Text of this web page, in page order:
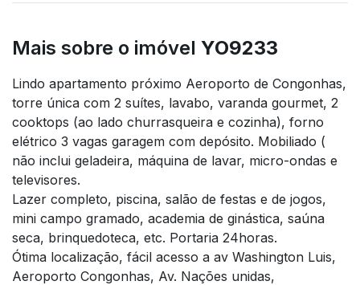
Mais sobre o imóvel YO9233
Lindo apartamento próximo Aeroporto de Congonhas,
torre única com 2 suítes, lavabo, varanda gourmet, 2
cooktops (ao lado churrasqueira e cozinha), forno
elétrico 3 vagas garagem com depósito. Mobiliado (
não inclui geladeira, máquina de lavar, micro-ondas e
televisores.
Lazer completo, piscina, salão de festas e de jogos,
mini campo gramado, academia de ginástica, saúna
seca, brinquedoteca, etc. Portaria 24horas.
Ótima localização, fácil acesso a av Washington Luis,
Aeroporto Congonhas, Av. Nações unidas,